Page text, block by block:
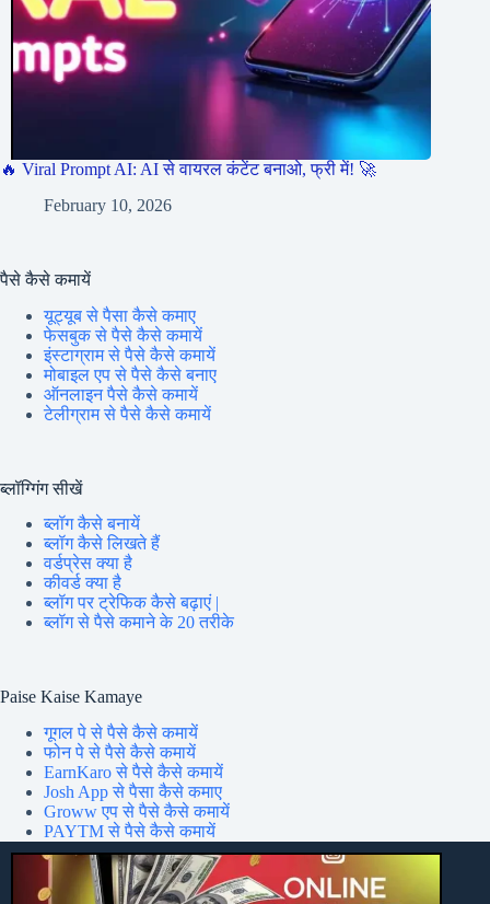
🔥 Viral Prompt AI: AI से वायरल कंटेंट बनाओ, फ्री में! 🚀
February 10, 2026
पैसे कैसे कमायें
यूट्यूब से पैसा कैसे कमाए
फेसबुक से पैसे कैसे कमायें
इंस्टाग्राम से पैसे कैसे कमायें
मोबाइल एप से पैसे कैसे बनाए
ऑनलाइन पैसे कैसे कमायें
टेलीग्राम से पैसे कैसे कमायें
ब्लॉग्गिंग सीखें
ब्लॉग कैसे बनायें
ब्लॉग कैसे लिखते हैं
वर्डप्रेस क्या है
कीवर्ड क्या है
ब्लॉग पर ट्रेफिक कैसे बढ़ाएं |
ब्लॉग से पैसे कमाने के 20 तरीके
Paise Kaise Kamaye
गूगल पे से पैसे कैसे कमायें
फोन पे से पैसे कैसे कमायें
EarnKaro से पैसे कैसे कमायें
Josh App से पैसा कैसे कमाए
Groww एप से पैसे कैसे कमायें
PAYTM से पैसे कैसे कमायें